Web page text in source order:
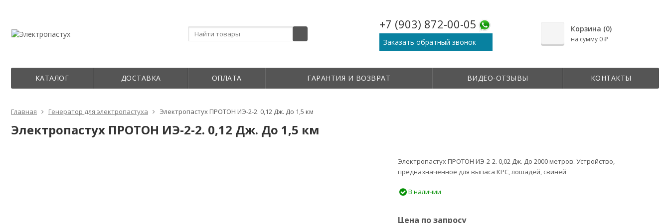
+7 (903) 872-00-05
Заказать обратный звонок
Корзина (0)
на сумму 0 ₽
КАТАЛОГ ДОСТАВКА ОПЛАТА ГАРАНТИЯ И ВОЗВРАТ ВИДЕО-ОТЗЫВЫ КОНТАКТЫ
Главная Генератор для электропастуха Электропастух ПРОТОН ИЭ-2-2. 0,12 Дж. До 1,5 км
Электропастух ПРОТОН ИЭ-2-2. 0,12 Дж. До 1,5 км
Электропастух ПРОТОН ИЭ-2-2. 0,02 Дж. До 2000 метров. Устройство,
предназначенное для выпаса КРС, лошадей, свиней
В наличии
Цена по запросу